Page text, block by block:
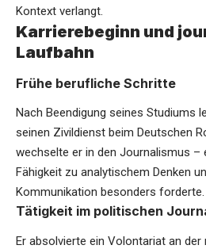
Kontext verlangt.
Karrierebeginn und
Laufbahn
Frühe berufliche Schritte
Nach Beendigung seines Studiums
seinen Zivildienst beim Deutschen
wechselte er in den Journalismus –
Fähigkeit zu analytischem Denken
Kommunikation besonders forderte.
Tätigkeit im politischen
Er absolvierte ein Volontariat an